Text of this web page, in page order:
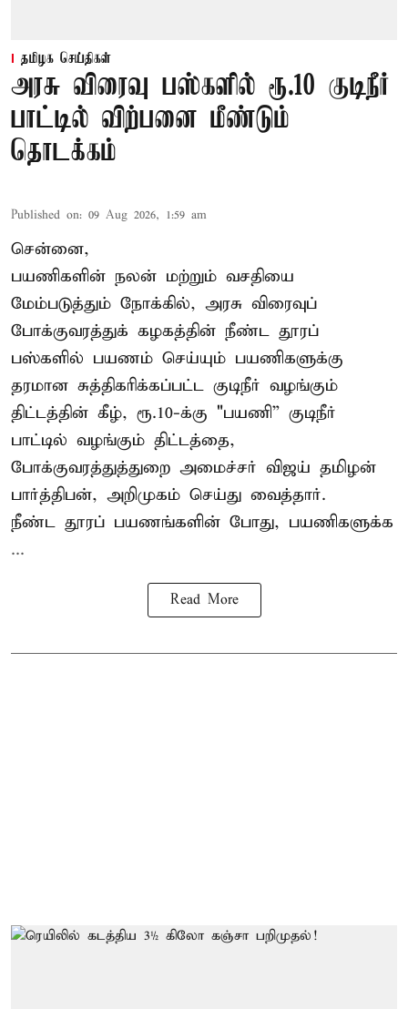
தமிழக செய்திகள்
அரசு விரைவு பஸ்களில் ரூ.10 குடிநீர்
பாட்டில் விற்பனை மீண்டும்
தொடக்கம்
Published on: 09 Aug 2026, 1:59 am
சென்னை,
பயணிகளின் நலன் மற்றும் வசதியை
மேம்படுத்தும் நோக்கில், அரசு விரைவுப்
போக்குவரத்துக் கழகத்தின் நீண்ட தூரப்
பஸ்களில் பயணம் செய்யும் பயணிகளுக்கு
தரமான சுத்திகரிக்கப்பட்ட குடிநீர் வழங்கும்
திட்டத்தின் கீழ், ரூ.10-க்கு "பயணி” குடிநீர்
பாட்டில் வழங்கும் திட்டத்தை,
போக்குவரத்துத்துறை அமைச்சர் விஜய் தமிழன்
பார்த்திபன், அறிமுகம் செய்து வைத்தார்.
நீண்ட தூரப் பயணங்களின் போது, பயணிகளுக்க
...
Read More